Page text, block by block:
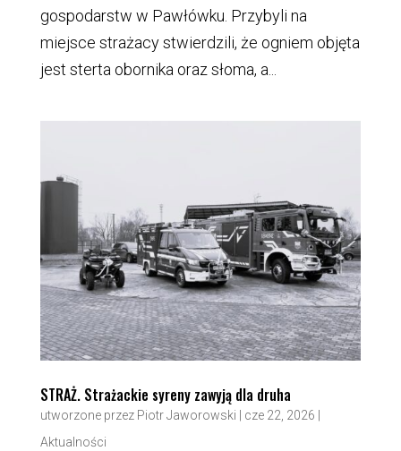
gospodarstw w Pawłówku. Przybyli na
miejsce strażacy stwierdzili, że ogniem objęta
jest sterta obornika oraz słoma, a...
STRAŻ. Strażackie syreny zawyją dla druha
utworzone przez Piotr Jaworowski cze 22, 2026
Aktualności